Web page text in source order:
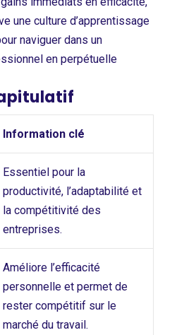
une culture d’apprentissage
naviguer dans un
en perpétuelle
Information clé
Essentiel pour la
productivité, l’adaptabilité et
la compétitivité des
entreprises.
Améliore l’efficacité
personnelle et permet de
rester compétitif sur le
marché du travail.